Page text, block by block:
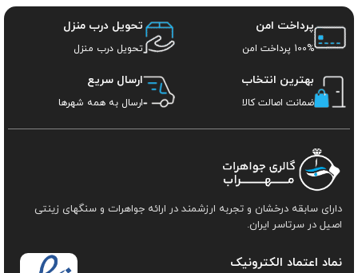
پرداخت امن
100% پرداخت امن
تحویل درب منزل
تحویل درب منزل
بهترین انتخاب
ضمانت اصالت کالا
ارسال سریع
ارسال به همه شهرها
دارای سابقه درخشان و تجربه ارزشمند در ارائه جواهرات و سنگهای زینتی
اصیل در سرتاسر ایران.
نماد اعتماد الکترونیک